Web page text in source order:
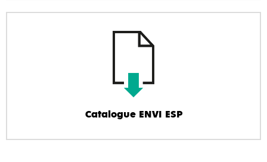
Catalogue ENVI ESP